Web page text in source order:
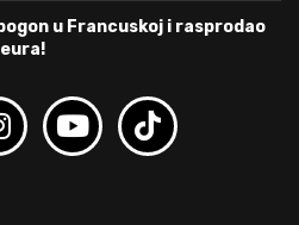
u Francuskoj i rasprodao